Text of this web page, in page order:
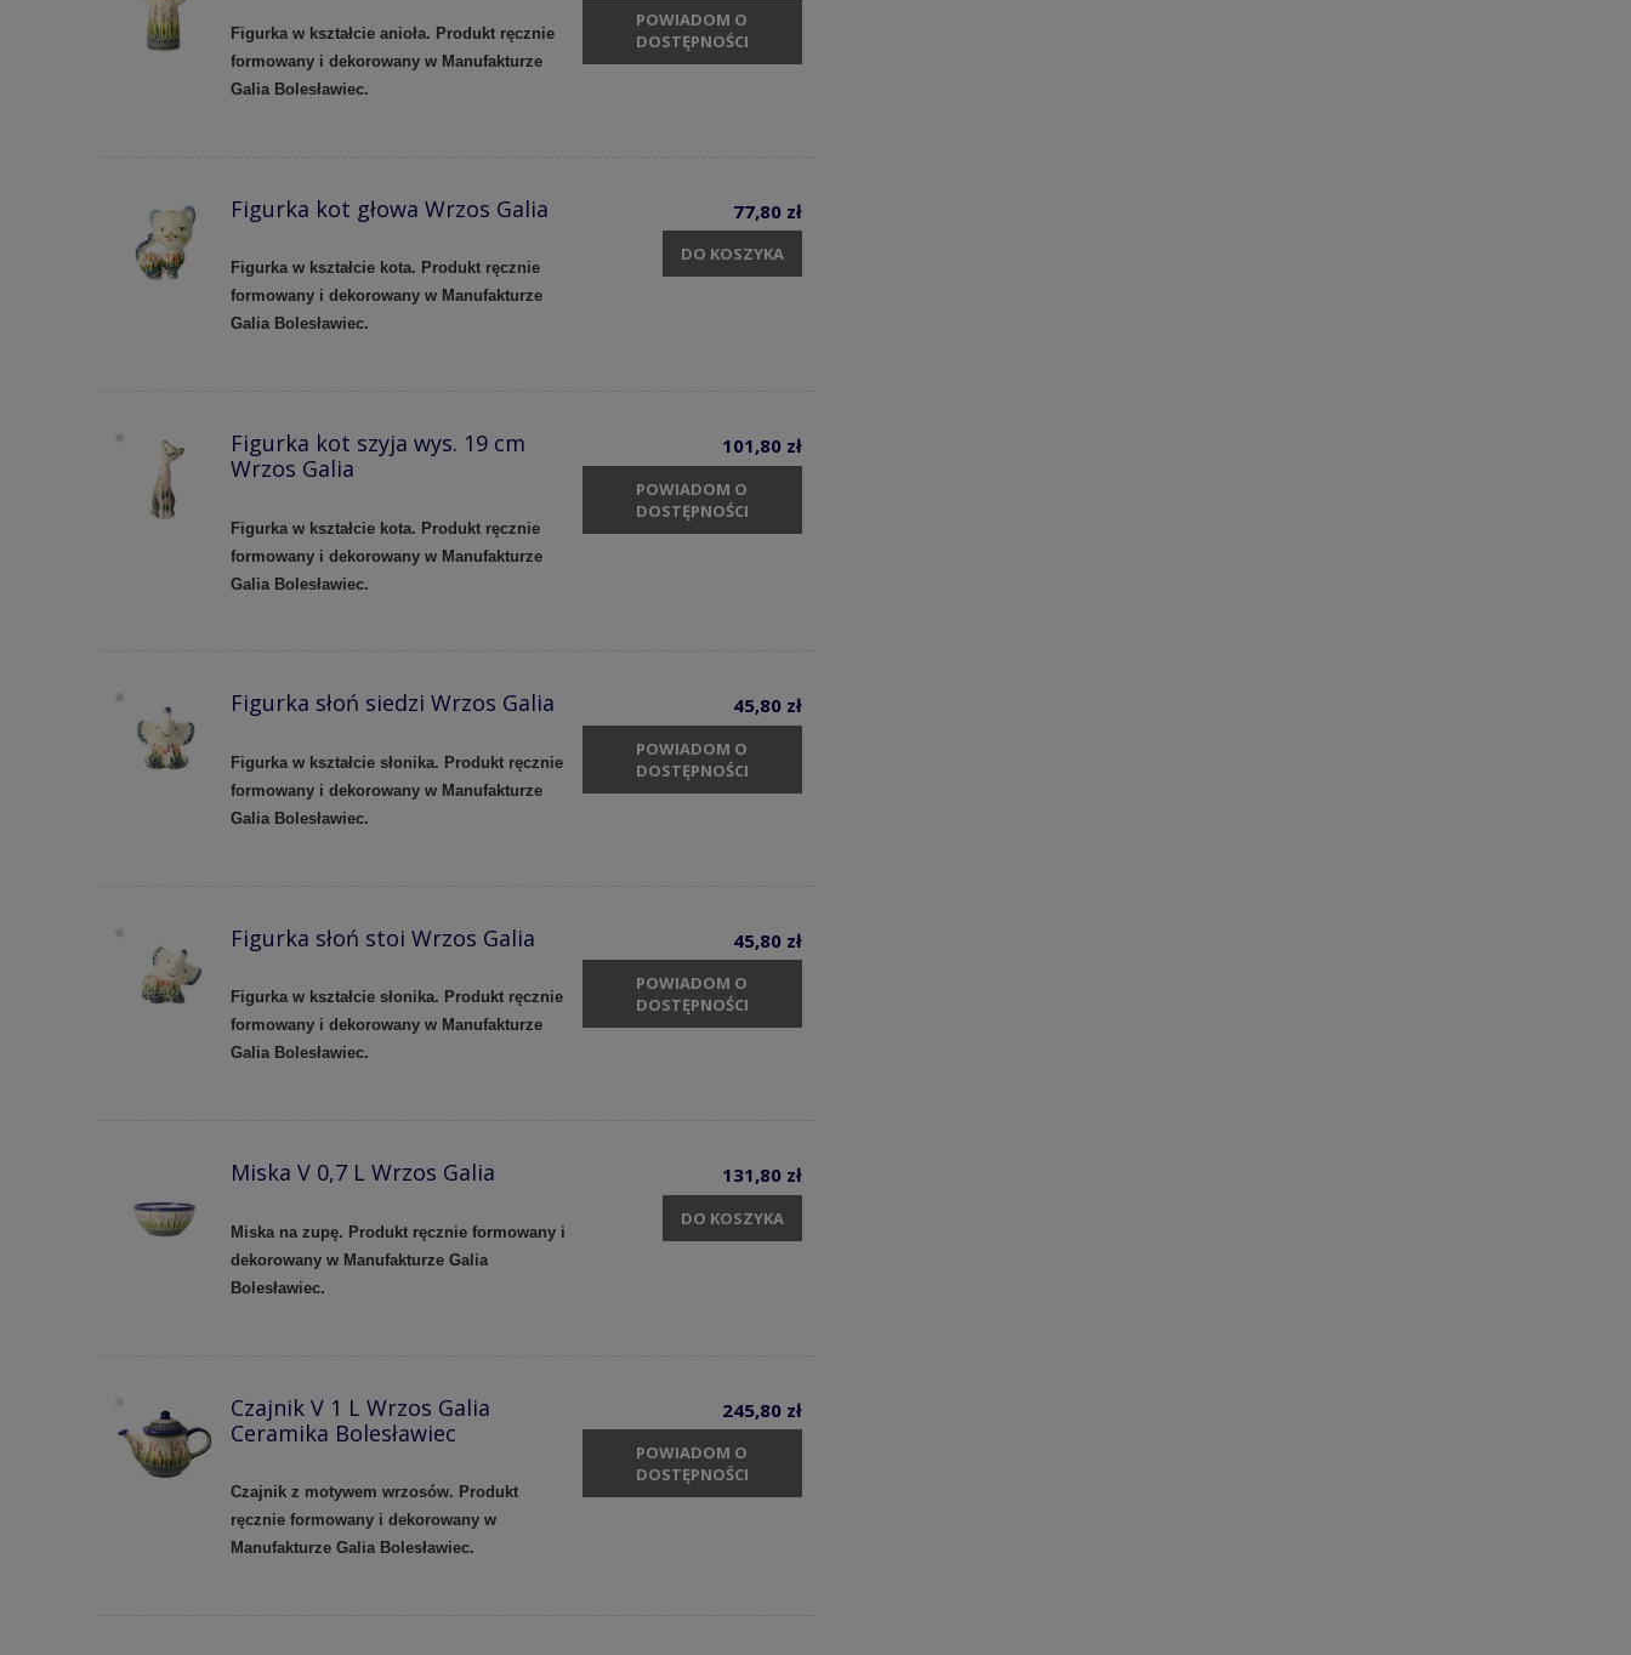
Figurka w kształcie anioła. Produkt ręcznie
formowany i dekorowany w Manufakturze
Galia Bolesławiec.
POWIADOM O
DOSTĘPNOŚCI
Figurka kot głowa Wrzos Galia
Figurka w kształcie kota. Produkt ręcznie
formowany i dekorowany w Manufakturze
Galia Bolesławiec.
77,80 zł
DO KOSZYKA
Figurka kot szyja wys. 19 cm
Wrzos Galia
Figurka w kształcie kota. Produkt ręcznie
formowany i dekorowany w Manufakturze
Galia Bolesławiec.
101,80 zł
POWIADOM O
DOSTĘPNOŚCI
Figurka słoń siedzi Wrzos Galia
Figurka w kształcie słonika. Produkt ręcznie
formowany i dekorowany w Manufakturze
Galia Bolesławiec.
45,80 zł
POWIADOM O
DOSTĘPNOŚCI
Figurka słoń stoi Wrzos Galia
Figurka w kształcie słonika. Produkt ręcznie
formowany i dekorowany w Manufakturze
Galia Bolesławiec.
45,80 zł
POWIADOM O
DOSTĘPNOŚCI
Miska V 0,7 L Wrzos Galia
Miska na zupę. Produkt ręcznie formowany i
dekorowany w Manufakturze Galia
Bolesławiec.
131,80 zł
DO KOSZYKA
Czajnik V 1 L Wrzos Galia
Ceramika Bolesławiec
Czajnik z motywem wrzosów. Produkt
ręcznie formowany i dekorowany w
Manufakturze Galia Bolesławiec.
245,80 zł
POWIADOM O
DOSTĘPNOŚCI